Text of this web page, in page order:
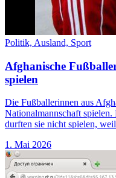
Politik, Ausland, Sport
Afghanische
spielen
Die Fußballerinnen aus
Nationalmannschaft
durften sie nicht spielen,
1. Mai 2026